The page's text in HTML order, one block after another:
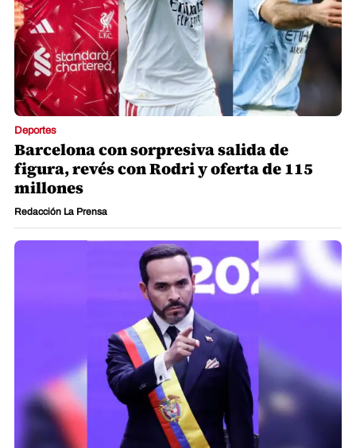
Deportes
Barcelona con sorpresiva salida de
figura, revés con Rodri y oferta de 115
millones
Redacción La Prensa